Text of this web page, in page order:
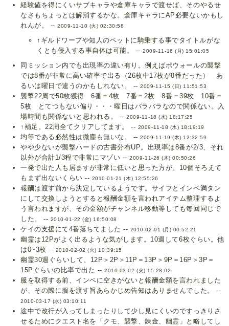
経験値を得にくいサブキャラや倉庫キャラで渡せば、そのやるせ
なさもちょっとは解消するかな。倉庫キャラにAP必要ないかもし
れんが。 --2009-11-10 (火) 02:30:58
↑ギルドワープや知人のペットに騎乗する事でタイトルがな
くとも侵入する事自体は可能。 --2009-11-16 (月) 15:01:05
同ミッション内でも出現率の違い有り。例えばポウォールの襲撃
では8番が非常に高い確率で出る（26枚中17枚が8番だった） あ
るいは曜日で違うのかもしれない。 --2009-11-15 (日) 11:51:53
襲撃22周で50枚獲得 6番＝4枚 7番＝2枚 8番＝39枚 10番＝
5枚 とてつもない偏り・・・曜日はバラバラなので関係ない。入
場時間も関係ないと思われる。 --2009-11-18 (水) 18:17:25
↑補足。22周全てクリアしてます。 -- 2009-11-18 (水) 18:19:19
均等である必然性は微塵も無いな。 --2009-11-19 (木) 12:32:59
やや少ないが襲撃ハードの古書分布UP。出現率は8番が2/3、それ
以外が合計1/3程で非常にマゾい --2009-11-26 (木) 00:50:26
一発で出た人も居ますが非常に低いと思った方が。10個そろえて
もまず出ないくらい -- 2010-01-21 (木) 12:55:26
報酬は渡す前から決定しているようです。サイフとインベ満タン
にして交換しようとすると報酬金額を言われアイテム整理するよ
う言われますが、その金額がチャンネル移動等しても毎回同じで
した。 -- 2010-01-22 (金) 16:50:08
ケイの支援にて4番落ちてました -- 2010-02-01 (月) 00:52:21
幽霊は12Pがよく出るような気がします。10週して6枚ぐらい。他
は0~3枚 -- 2010-02-02 (火) 10:39:15
幽霊30週ぐらいして、12P＞2P＞11P＝13P＞9P＝16P＞3P＝
15Pぐらいの比率で出た --2010-03-02 (火) 15:28:02
服を取得する前、インベに空きがないと報酬金額を言われました
が、その際に服を渡す旨あらかじめ告知はありませんでした。 --
2010-03-17 (水) 03:10:11
途中で改行が入ってしまったりして少し見にくいのですっきりさ
せるためにクエスト名を「クモ、襲撃、錬金、幽霊」と略してし